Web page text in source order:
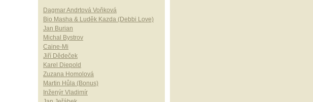
Dagmar Andrtová Voňková
Bio Masha & Luděk Kazda (Debbi Love)
Jan Burian
Michal Bystrov
Caine-Mi
Jiří Dědeček
Karel Diepold
Zuzana Homolová
Martin Hůla (Bonus)
Inženýr Vladimír